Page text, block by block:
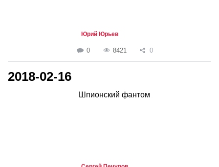
Юрий Юрьев
0 8421 0
2018-02-16
Шпионский фантом